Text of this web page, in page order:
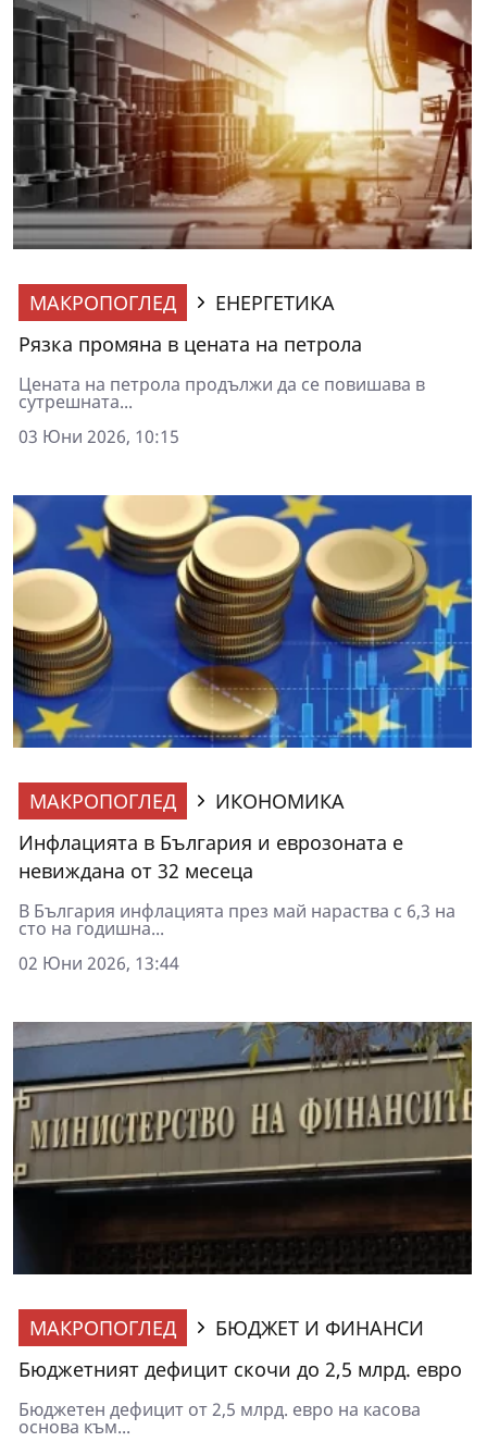
МАКРОПОГЛЕД
ЕНЕРГЕТИКА
Рязка промяна в цената на петрола
Цената на петрола продължи да се повишава в
сутрешната...
03 Юни 2026, 10:15
МАКРОПОГЛЕД
ИКОНОМИКА
Инфлацията в България и еврозоната е
невиждана от 32 месеца
В България инфлацията през май нараства с 6,3 на
сто на годишна...
02 Юни 2026, 13:44
МАКРОПОГЛЕД
БЮДЖЕТ И ФИНАНСИ
Бюджетният дефицит скочи до 2,5 млрд. евро
Бюджетен дефицит от 2,5 млрд. евро на касова
основа към...